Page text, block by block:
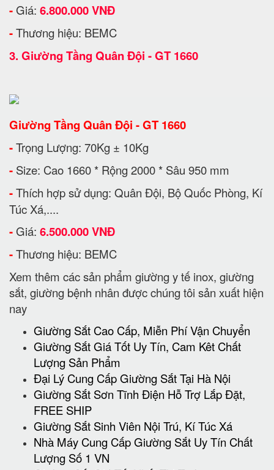
- Giá: 6.800.000 VNĐ
-Thương hiệu: BEMC
3. Giường Tầng Quân Đội - GT 1660
Giường Tầng Quân Đội - GT 1660
-Trọng Lượng: 70Kg ± 10Kg
- Size: Cao 1660 * Rộng 2000 * Sâu 950 mm
-Thích hợp sử dụng: Quân Đội, Bộ Quốc Phòng, Kí
Túc Xá,....
- Giá: 6.500.000 VNĐ
-Thương hiệu: BEMC
Xem thêm các sản phẩm giường y tế inox, giường
sắt, giường bệnh nhân được chúng tôi sản xuất hiện
nay
Giường Sắt Cao Cấp, Miễn Phí Vận Chuyển
Giường Sắt Giá Tốt Uy Tín, Cam Kêt Chất
Lượng Sản Phẩm
Đại Lý Cung Cấp Giường Sắt Tại Hà Nội
Giường Sắt Sơn Tĩnh Điện Hỗ Trợ Lắp Đặt,
FREE SHIP
Giường Sắt Sinh Viên Nội Trú, Kí Túc Xá
Nhà Máy Cung Cấp Giường Sắt Uy Tín Chất
Lượng Số 1 VN